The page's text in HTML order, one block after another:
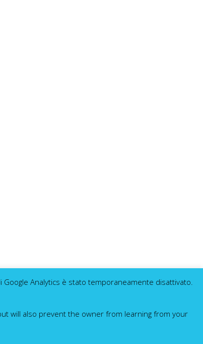
Analytics è stato temporaneamente disattivato.
will also prevent the owner from learning from your